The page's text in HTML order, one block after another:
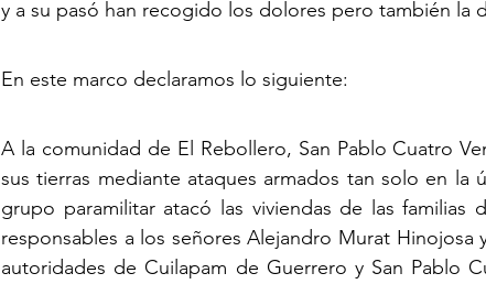
y a su pasó han recogido los dolores pero también la
En este marco declaramos lo siguiente:
A la comunidad de El Rebollero, San Pablo Cuatro
sus tierras mediante ataques armados tan solo en la
grupo paramilitar atacó las viviendas de las
responsables a los señores Alejandro Murat
autoridades de Cuilapam de Guerrero y San Pablo